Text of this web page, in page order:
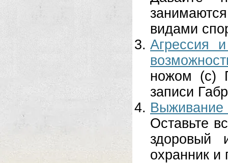
видами
Агрессия
ножом (с)
записи
Оставьте
охранник и